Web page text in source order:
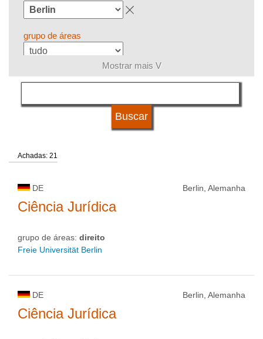
grupo de áreas
língua
qualificação
tipo de universidade
status de universidade
Mostrar mais V
Achadas: 21
DE Berlin, Alemanha
Ciência Jurídica
grupo de áreas: direito
Freie Universität Berlin
DE Berlin, Alemanha
Ciência Jurídica